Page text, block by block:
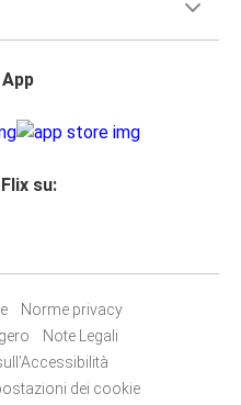
su:
Norme privacy
Note Legali
dei cookie